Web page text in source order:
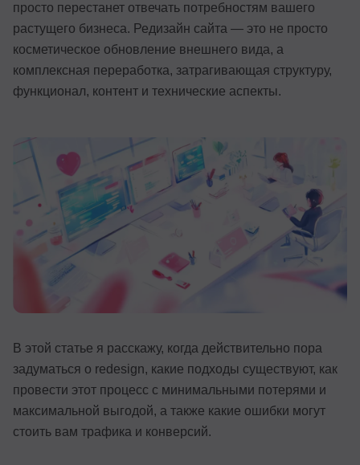
просто перестанет отвечать потребностям вашего
растущего бизнеса. Редизайн сайта — это не просто
косметическое обновление внешнего вида, а
комплексная переработка, затрагивающая структуру,
функционал, контент и технические аспекты.
В этой статье я расскажу, когда действительно пора
задуматься о redesign, какие подходы существуют, как
провести этот процесс с минимальными потерями и
максимальной выгодой, а также какие ошибки могут
стоить вам трафика и конверсий.
Аналитика
Менеджмент
Иностранные языки
ДПО
Детям
Акции и промокоды
Рейтинг онлайн-школ